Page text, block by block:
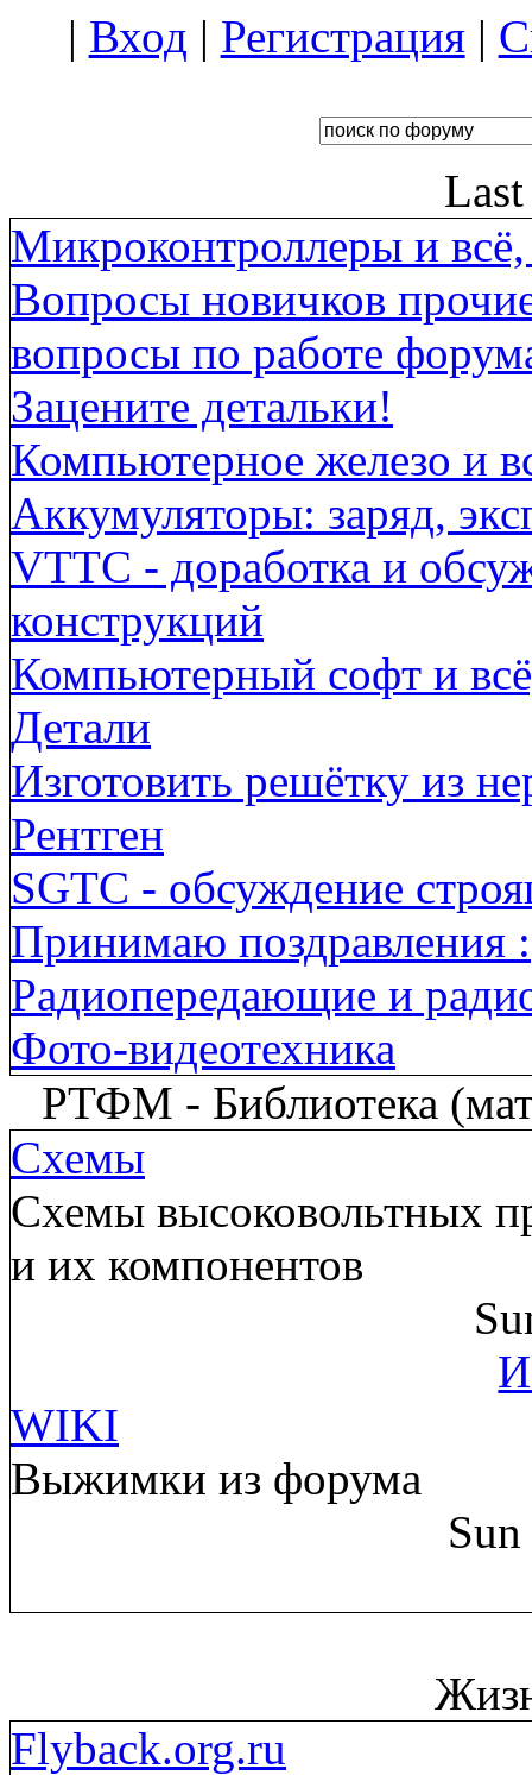
| Вход | Регистрация|
Микроконтроллеры и
Вопросы новичков
вопросы по работе
Зацените детальки!
Компьютерное железо и
Аккумуляторы: заряд,
VTTC - доработка и
конструкций
Компьютерный софт и
Детали
Изготовить решётку из
Рентген
SGTC - обсуждение
Принимаю поздравления
Радиопередающие и
Фото-видеотехника
РТФМ - Библиотека
Схемы
Схемы высоковольтных
и их компонентов
WIKI
Выжимки из форума
Flyback.org.ru